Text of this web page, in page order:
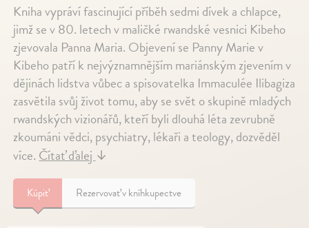
Kniha vypráví fascinující příběh sedmi dívek a chlapce,
jimž se v 80. letech v maličké rwandské vesnici Kibeho
zjevovala Panna Maria. Objevení se Panny Marie v
Kibeho patří k nejvýznamnějším mariánským zjevením v
dějinách lidstva vůbec a spisovatelka Immaculée Ilibagiza
zasvětila svůj život tomu, aby se svět o skupině mladých
rwandských vizionářů, kteří byli dlouhá léta zevrubně
zkoumáni vědci, psychiatry, lékaři a teology, dozvěděl
více.Čítať ďalej↓
Kúpiť Rezervovať v kníhkupectve